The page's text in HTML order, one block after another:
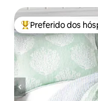
Entre os melhores
Preferido dos